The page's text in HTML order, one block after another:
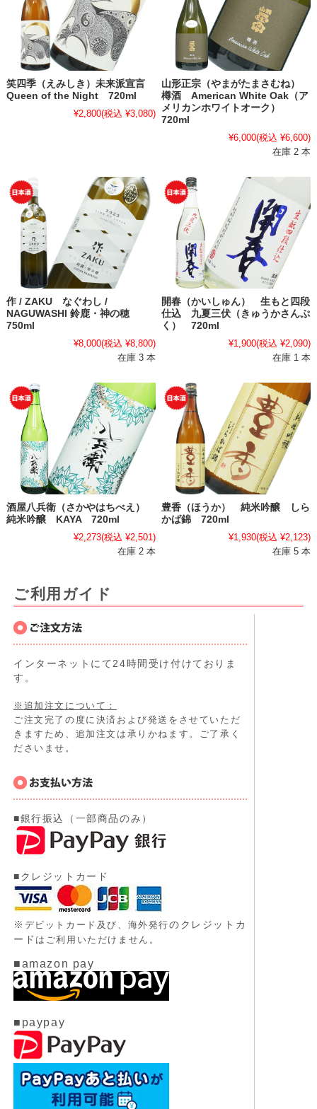
笑四季（えみしき）未来派宣言
Queen of the Night 720ml
¥2,800(税込 ¥3,080)
山形正宗（やまがたまさむね）
樽酒 American White Oak（ア
メリカンホワイトオーク）
720ml
¥6,000(税込 ¥6,600)
在庫 2 本
作 / ZAKU なぐわし /
NAGUWASHI 鈴鹿・神の穂
750ml
¥8,000(税込 ¥8,800)
在庫 3 本
開春（かいしゅん） 生もと四段
仕込 九夏三伏（きゅうかさんぷ
く） 720ml
¥1,900(税込 ¥2,090)
在庫 1 本
酒屋八兵衛（さかやはちべえ）
純米吟醸 KAYA 720ml
¥2,273(税込 ¥2,501)
在庫 2 本
豊香（ほうか） 純米吟醸 しら
かば錦 720ml
¥1,930(税込 ¥2,123)
在庫 5 本
ご利用ガイド
インターネットにて24時間受け付けておりま
す。
※追加注文について：
ご注文完了の度に決済および発送をさせていただ
きますため、追加注文は承りかねます。ご了承く
ださいませ。
■銀行振込（一部商品のみ）
■クレジットカード
※ デビットカード及び、 海外発行のクレジットカ
ード はご利用いただけません。
■amazon pay
■paypay